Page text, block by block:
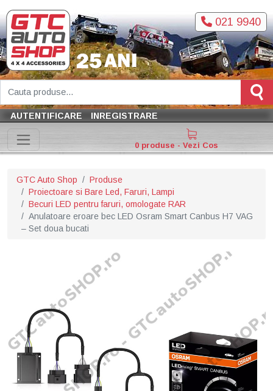
021 9940
AUTENTIFICARE INREGISTRARE
0 produse - Vezi Cos
GTC Auto Shop
Produse
Proiectoare si Bare Led, Faruri, Lampi
Becuri LED pentru faruri, omologate RAR
Anulatoare eroare bec LED Osram Smart Canbus H7 VAG
– Set doua bucati